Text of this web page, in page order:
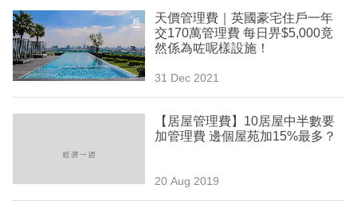
欄
訂
閱
區
天價管理費｜英國豪宅住戶一年
交170萬管理費 每日畀$5,000竟
然係為咗呢樣設施！
31 Dec 2021
【居屋管理費】10居屋中半數要
加管理費 邊個屋苑加15%最多？
20 Aug 2019